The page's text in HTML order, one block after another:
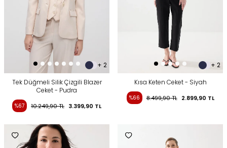
+ 2
Tek Düğmeli Silik Çizgili Blazer
Ceket - Pudra
%67 10.249,90TL 3.399,90 TL
+ 2
Kısa Keten Ceket - Siyah
%66 8.499,90TL 2.899,90 TL